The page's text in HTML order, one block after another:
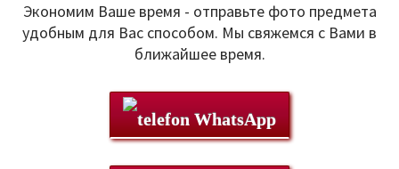
Экономим Ваше время - отправьте фото предмета
удобным для Вас способом. Мы свяжемся с Вами в
ближайшее время.
WhatsApp